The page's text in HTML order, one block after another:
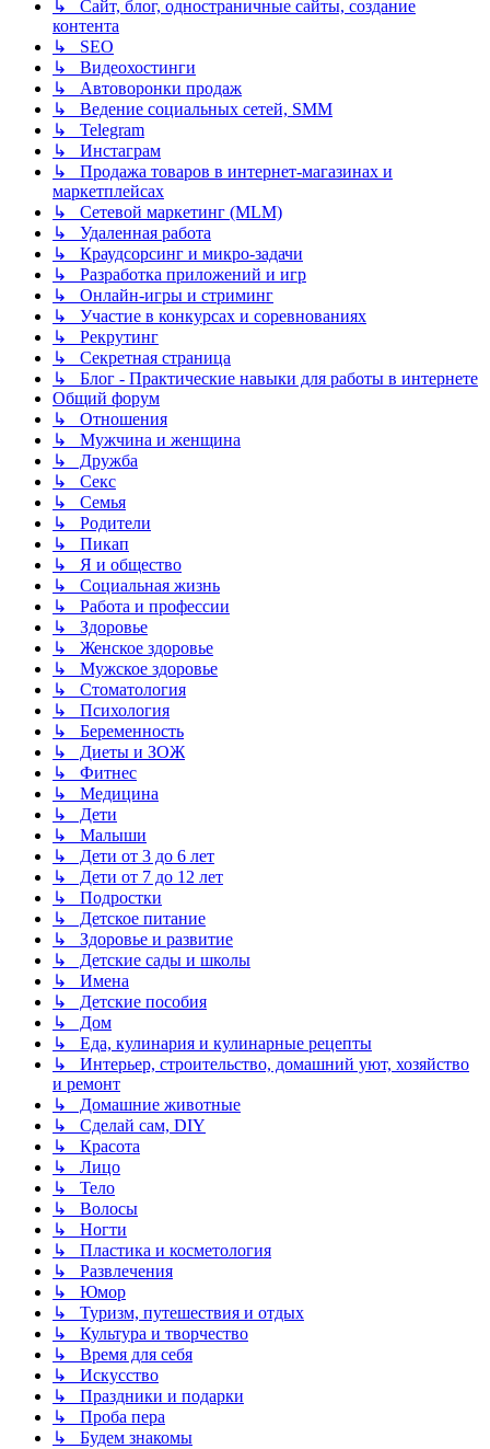
↳ Сайт, блог, одностраничные сайты, создание
контента
↳ SEO
↳ Видеохостинги
↳ Автоворонки продаж
↳ Ведение социальных сетей, SMM
↳ Telegram
↳ Инстаграм
↳ Продажа товаров в интернет-магазинах и
маркетплейсах
↳ Сетевой маркетинг (MLM)
↳ Удаленная работа
↳ Краудсорсинг и микро-задачи
↳ Разработка приложений и игр
↳ Онлайн-игры и стриминг
↳ Участие в конкурсах и соревнованиях
↳ Рекрутинг
↳ Секретная страница
↳ Блог - Практические навыки для работы в интернете
Общий форум
↳ Отношения
↳ Мужчина и женщина
↳ Дружба
↳ Секс
↳ Семья
↳ Родители
↳ Пикап
↳ Я и общество
↳ Социальная жизнь
↳ Работа и профессии
↳ Здоровье
↳ Женское здоровье
↳ Мужское здоровье
↳ Стоматология
↳ Психология
↳ Беременность
↳ Диеты и ЗОЖ
↳ Фитнес
↳ Медицина
↳ Дети
↳ Малыши
↳ Дети от 3 до 6 лет
↳ Дети от 7 до 12 лет
↳ Подростки
↳ Детское питание
↳ Здоровье и развитие
↳ Детские сады и школы
↳ Имена
↳ Детские пособия
↳ Дом
↳ Еда, кулинария и кулинарные рецепты
↳ Интерьер, строительство, домашний уют, хозяйство
и ремонт
↳ Домашние животные
↳ Сделай сам, DIY
↳ Красота
↳ Лицо
↳ Тело
↳ Волосы
↳ Ногти
↳ Пластика и косметология
↳ Развлечения
↳ Юмор
↳ Туризм, путешествия и отдых
↳ Культура и творчество
↳ Время для себя
↳ Искусство
↳ Праздники и подарки
↳ Проба пера
↳ Будем знакомы